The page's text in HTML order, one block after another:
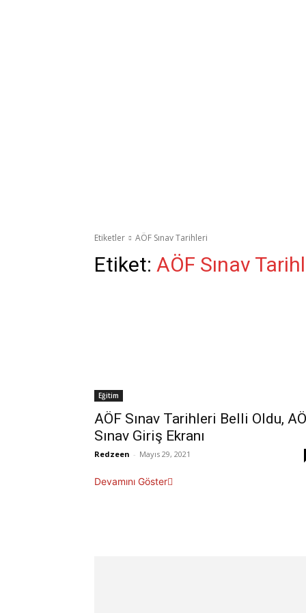
Etiketler AÖF Sınav Tarihleri
Etiket: AÖF Sınav
Eğitim
AÖF Sınav Tarihleri Belli Oldu,
Sınav Giriş Ekranı
Redzeen - Mayıs 29, 2021
Devamını Göster